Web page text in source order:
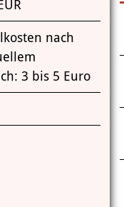
nach
3 bis 5 Euro